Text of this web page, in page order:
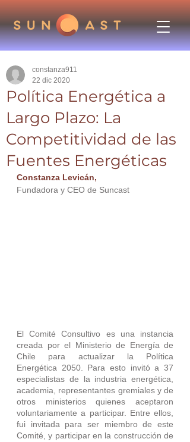
Política Energética a
Largo Plazo: La
Competitividad de las
Fuentes Energéticas
constanza911
22 dic 2020
Constanza Levicán,
Fundadora y CEO de Suncast
El Comité Consultivo es una instancia
creada por el Ministerio de Energía de
Chile para actualizar la Política
Energética 2050. Para esto invitó a 37
especialistas de la industria energética,
academia, representantes gremiales y de
otros ministerios quienes aceptaron
voluntariamente a participar. Entre ellos,
fui invitada para ser miembro de este
Comité, y participar en la construcción de